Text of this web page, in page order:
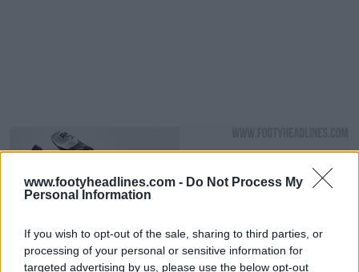
www.footyheadlines.com - Do Not Process My
Personal Information
If you wish to opt-out of the sale, sharing to third parties, or
processing of your personal or sensitive information for
targeted advertising by us, please use the below opt-out